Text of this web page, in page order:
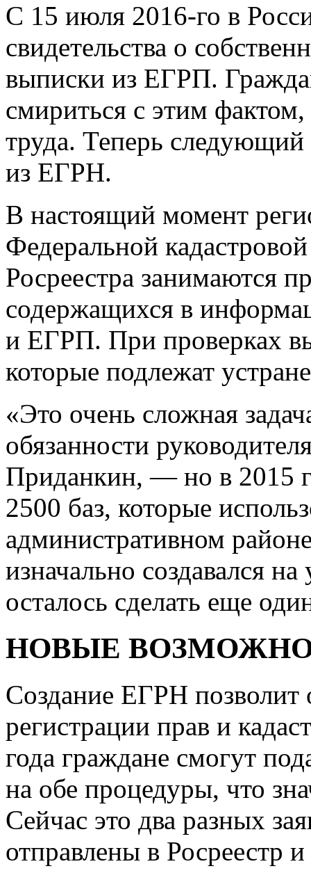
С 15 июля 2016-го в
свидетельства о
выписки из ЕГРП.
смириться с этим
труда. Теперь
из ЕГРН.
В настоящий момент
Федеральной
Росреестра занимаются
содержащихся в
и ЕГРП. При проверках
которые подлежат
«Это очень сложная
обязанности
Приданкин, — но в 2015
2500 баз, которые
административном
изначально создавался
осталось сделать еще
НОВЫЕ
Создание ЕГРН позволит
регистрации прав и
года граждане смогут
на обе процедуры, что
Сейчас это два разных
отправлены в Росреестр